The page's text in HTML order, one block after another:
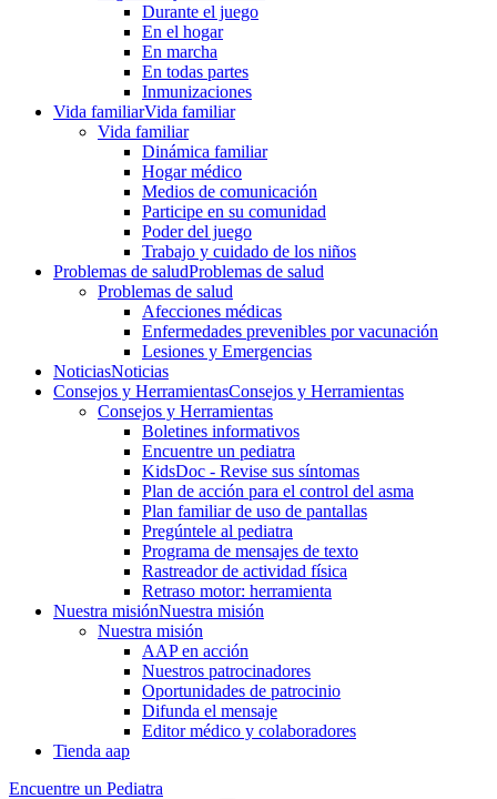
Durante el juego
En el hogar
En marcha
En todas partes
Inmunizaciones
Vida familiarVida familiar
Vida familiar
Dinámica familiar
Hogar médico
Medios de comunicación
Participe en su comunidad
Poder del juego
Trabajo y cuidado de los niños
Problemas de saludProblemas de salud
Problemas de salud
Afecciones médicas
Enfermedades prevenibles por vacunación
Lesiones y Emergencias
NoticiasNoticias
Consejos y HerramientasConsejos y Herramientas
Consejos y Herramientas
Boletines informativos
Encuentre un pediatra
KidsDoc - Revise sus síntomas
Plan de acción para el control del asma
Plan familiar de uso de pantallas
Pregúntele al pediatra
Programa de mensajes de texto
Rastre​​ador de activida​d física
Retraso motor: herramienta
Nuestra misiónNuestra misión
Nuestra misión
AAP en acción
Nuestros patrocinadores
Oportunidades de patrocinio
Difunda el mensaje
Editor médico y colaboradores
Tienda aap
Encuentre un Pediatra